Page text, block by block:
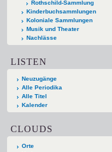
Rothschild-Sammlung
Kinderbuchsammlungen
Koloniale Sammlungen
Musik und Theater
Nachlässe
LISTEN
Neuzugänge
Alle Periodika
Alle Titel
Kalender
CLOUDS
Orte